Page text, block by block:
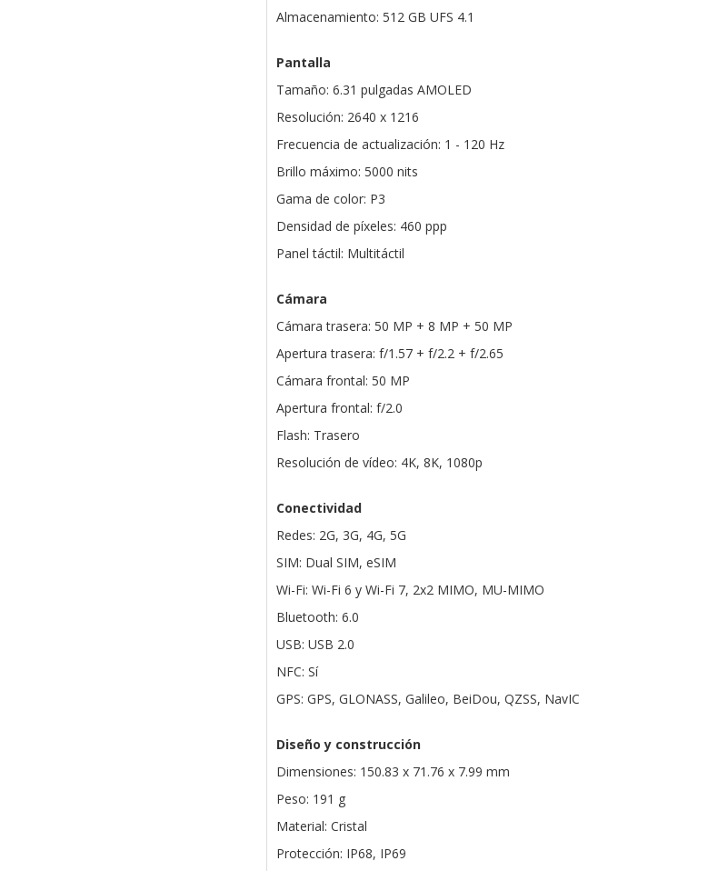
Almacenamiento: 512 GB UFS 4.1
Pantalla
Tamaño: 6.31 pulgadas AMOLED
Resolución: 2640 x 1216
Frecuencia de actualización: 1 - 120 Hz
Brillo máximo: 5000 nits
Gama de color: P3
Densidad de píxeles: 460 ppp
Panel táctil: Multitáctil
Cámara
Cámara trasera: 50 MP + 8 MP + 50 MP
Apertura trasera: f/1.57 + f/2.2 + f/2.65
Cámara frontal: 50 MP
Apertura frontal: f/2.0
Flash: Trasero
Resolución de vídeo: 4K, 8K, 1080p
Conectividad
Redes: 2G, 3G, 4G, 5G
SIM: Dual SIM, eSIM
Wi-Fi: Wi-Fi 6 y Wi-Fi 7, 2x2 MIMO, MU-MIMO
Bluetooth: 6.0
USB: USB 2.0
NFC: Sí
GPS: GPS, GLONASS, Galileo, BeiDou, QZSS, NavIC
Diseño y construcción
Dimensiones: 150.83 x 71.76 x 7.99 mm
Peso: 191 g
Material: Cristal
Protección: IP68, IP69